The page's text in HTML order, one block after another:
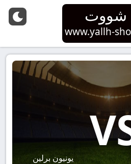
شووت
www.yallh-
يونيون برلين